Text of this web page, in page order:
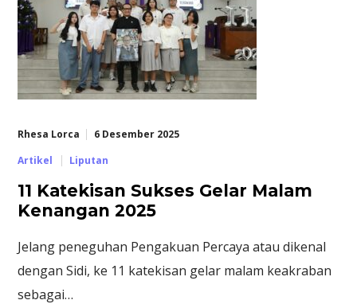
Rhesa Lorca
6 Desember 2025
Artikel
Liputan
11 Katekisan Sukses Gelar Malam
Kenangan 2025
Jelang peneguhan Pengakuan Percaya atau dikenal
dengan Sidi, ke 11 katekisan gelar malam keakraban
sebagai…